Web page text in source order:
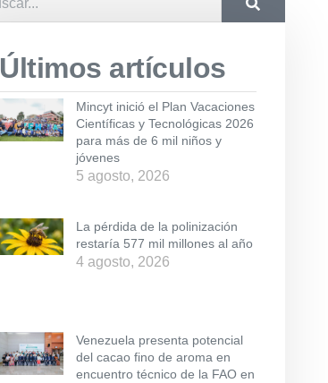
Últimos artículos
Mincyt inició el Plan Vacaciones
Científicas y Tecnológicas 2026
para más de 6 mil niños y
jóvenes
5 agosto, 2026
La pérdida de la polinización
restaría 577 mil millones al año
4 agosto, 2026
Venezuela presenta potencial
del cacao fino de aroma en
encuentro técnico de la FAO en